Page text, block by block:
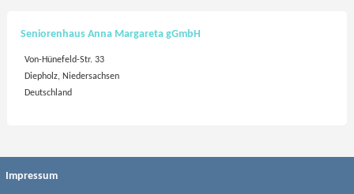
Seniorenhaus Anna Margareta gGmbH
Von-Hünefeld-Str. 33
Diepholz, Niedersachsen
Deutschland
Impressum